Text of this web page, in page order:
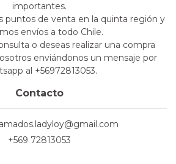
importantes.
puntos de venta en la quinta región y
envíos a todo Chile.
o deseas realizar una compra
enviándonos un mensaje por
al +56972813053.
Contacto
+569 72813053